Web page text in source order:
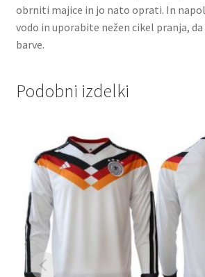
obrniti majice in jo nato oprati. In
vodo in uporabite nežen cikel pranja,
barve.
Podobni izdelki